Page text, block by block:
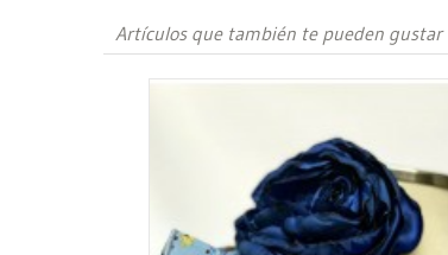
Artículos que también te pueden gustar